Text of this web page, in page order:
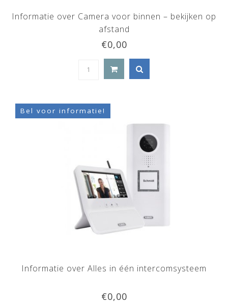
Informatie over Camera voor binnen – bekijken op
afstand
€0,00
Bel voor informatie!
Informatie over Alles in één intercomsysteem
€0,00